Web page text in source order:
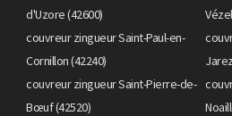
d'Uzore (42600)
couvreur zingueur Saint-Paul-en-
Cornillon (42240)
couvreur zingueur Saint-Pierre-de-
Bœuf (42520)